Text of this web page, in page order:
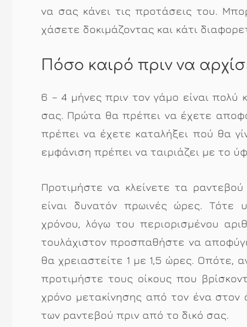
να σας κάνει τις προτάσεις του.
χάσετε δοκιμάζοντας και κάτι
Πόσο καιρό πριν να
6 – 4 μήνες πριν τον γάμο είναι πολύ
σας. Πρώτα θα πρέπει να έχετε
πρέπει να έχετε καταλήξει πού θα
εμφάνιση πρέπει να ταιριάζει με το
Προτιμήστε να κλείνετε τα
είναι δυνατόν πρωινές ώρες. Τότε
χρόνου, λόγω του περιορισμένου
τουλάχιστον προσπαθήστε να
θα χρειαστείτε 1 με 1,5 ώρες. Οπότε,
προτιμήστε τους οίκους που
χρόνο μετακίνησης από τον ένα στον
των ραντεβού πριν από το δικό σας.